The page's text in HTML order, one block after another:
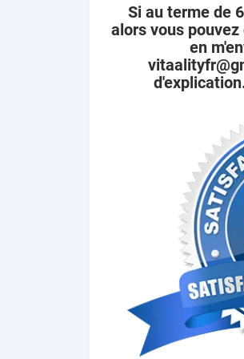
Si au terme de
alors vous
en